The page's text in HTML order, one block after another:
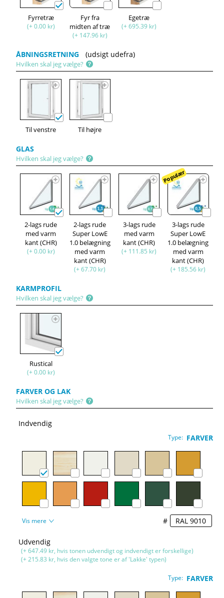
Fyrretræ
(+ 0.00 kr)
Fyr fra
midten af træ
(+ 147.96 kr)
Egetræ
(+ 695.39 kr)
ÅBNINGSRETNING (udsigt udefra)
Hvilken skal jeg vælge?
Til venstre Til højre
GLAS
Hvilken skal jeg vælge?
2-lags rude
med varm
kant (CHR)
(+ 0.00 kr)
2-lags rude
Super LowE
1.0 belægning
med varm
kant (CHR)
(+ 67.70 kr)
3-lags rude
med varm
kant (CHR)
(+ 111.85 kr)
Populær
3-lags rude
Super LowE
1.0 belægning
med varm
kant (CHR)
(+ 185.56 kr)
KARMPROFIL
Hvilken skal jeg vælge?
Rustical
(+ 0.00 kr)
FARVER OG LAK
Hvilken skal jeg vælge?
Indvendig
Type: FARVER
Vis mere #
Udvendig
(+ 647.49 kr, hvis tonen udvendigt og indvendigt er forskellige)
(+ 215.83 kr, hvis den valgte tone er af 'Lakke' typen)
Type: FARVER